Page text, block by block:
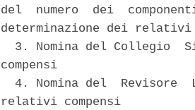
del  numero  dei
determinazione dei relativi
3. Nomina del Collegio
compensi
4. Nomina del  Revisore
relativi compensi